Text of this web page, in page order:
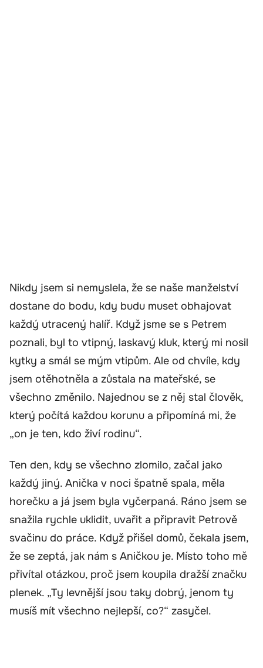
Nikdy jsem si nemyslela, že se naše manželství
dostane do bodu, kdy budu muset obhajovat
každý utracený halíř. Když jsme se s Petrem
poznali, byl to vtipný, laskavý kluk, který mi nosil
kytky a smál se mým vtipům. Ale od chvíle, kdy
jsem otěhotněla a zůstala na mateřské, se
všechno změnilo. Najednou se z něj stal člověk,
který počítá každou korunu a připomíná mi, že
„on je ten, kdo živí rodinu“.
Ten den, kdy se všechno zlomilo, začal jako
každý jiný. Anička v noci špatně spala, měla
horečku a já jsem byla vyčerpaná. Ráno jsem se
snažila rychle uklidit, uvařit a připravit Petrově
svačinu do práce. Když přišel domů, čekala jsem,
že se zeptá, jak nám s Aničkou je. Místo toho mě
přivítal otázkou, proč jsem koupila dražší značku
plenek. „Ty levnější jsou taky dobrý, jenom ty
musíš mít všechno nejlepší, co?“ zasyčel.